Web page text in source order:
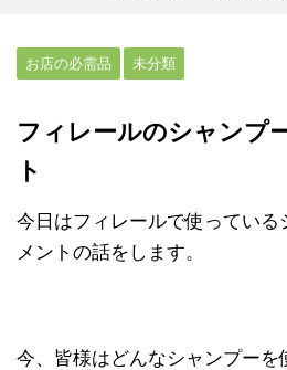
お店の必需品 未分類
フィレールのシャンプ
ト
今日はフィレールで使っている
メントの話をします。
今、皆様はどんなシャンプーを